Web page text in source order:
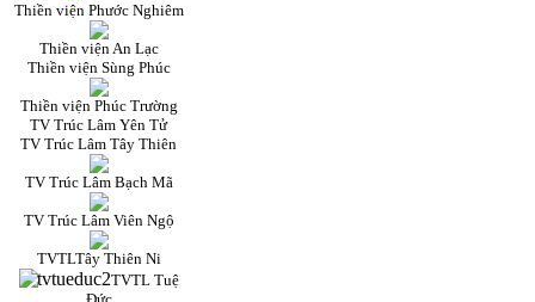
Thiền viện Phước Nghiêm
Thiền viện An Lạc
Thiền viện Sùng Phúc
Thiền viện Phúc Trường
TV Trúc Lâm Yên Tử
TV Trúc Lâm Tây Thiên
TV Trúc Lâm Bạch Mã
TV Trúc Lâm Viên Ngộ
TVTLTây Thiên Ni
TVTL Tuệ